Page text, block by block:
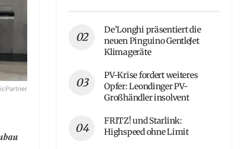
De’Longhi präsentiert die
neuen Pinguino GentleJet
Klimageräte
PV-Krise fordert weiteres
Opfer: Leondinger PV-
Großhändler insolvent
FRITZ! und Starlink:
Highspeed ohne Limit